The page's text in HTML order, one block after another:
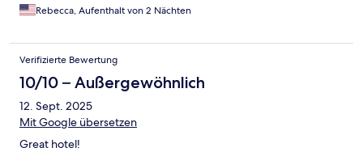
foot. A relaxing and enjoyable experience overall, and I would
definitely recommend it for anyone visiting this lovely island.
Rebecca, Aufenthalt von 2 Nächten
Verifizierte Bewertung
10/10 – Außergewöhnlich
12. Sept. 2025
Mit Google übersetzen
Great hotel!